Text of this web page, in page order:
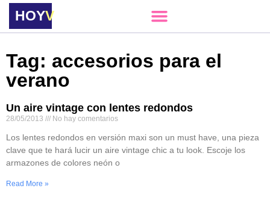
HOYVERE
Tag: accesorios para el
verano
Un aire vintage con lentes redondos
28/05/2013 No hay comentarios
Los lentes redondos en versión maxi son un must have, una pieza
clave que te hará lucir un aire vintage chic a tu look. Escoje los
armazones de colores neón o
Read More »